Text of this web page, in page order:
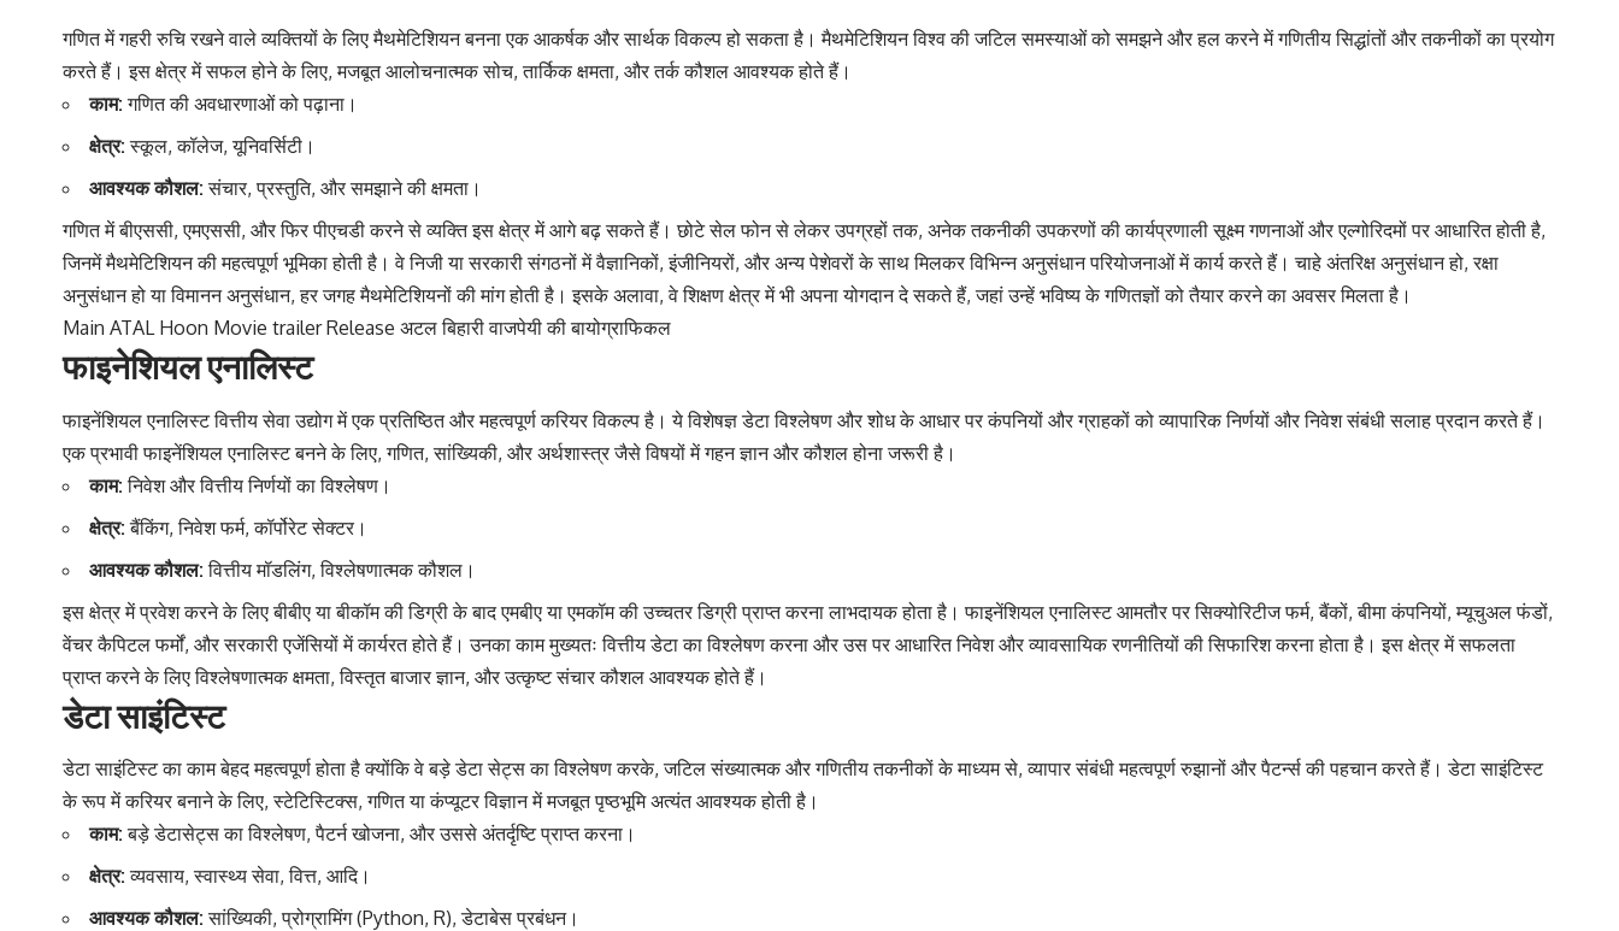
गणित में गहरी रुचि रखने वाले व्यक्तियों के लिए मैथमेटिशियन बनना एक आकर्षक और सार्थक विकल्प हो सकता है। मैथमेटिशियन विश्व की जटिल समस्याओं को समझने और हल करने में गणितीय सिद्धांतों और तकनीकों का प्रयोग
करते हैं। इस क्षेत्र में सफल होने के लिए, मजबूत आलोचनात्मक सोच, तार्किक क्षमता, और तर्क कौशल आवश्यक होते हैं।
काम: गणित की अवधारणाओं को पढ़ाना।
क्षेत्र: स्कूल, कॉलेज, यूनिवर्सिटी।
आवश्यक कौशल: संचार, प्रस्तुति, और समझाने की क्षमता।
गणित में बीएससी, एमएससी, और फिर पीएचडी करने से व्यक्ति इस क्षेत्र में आगे बढ़ सकते हैं। छोटे सेल फोन से लेकर उपग्रहों तक, अनेक तकनीकी उपकरणों की कार्यप्रणाली सूक्ष्म गणनाओं और एल्गोरिदमों पर आधारित होती है,
जिनमें मैथमेटिशियन की महत्वपूर्ण भूमिका होती है। वे निजी या सरकारी संगठनों में वैज्ञानिकों, इंजीनियरों, और अन्य पेशेवरों के साथ मिलकर विभिन्न अनुसंधान परियोजनाओं में कार्य करते हैं। चाहे अंतरिक्ष अनुसंधान हो, रक्षा
अनुसंधान हो या विमानन अनुसंधान, हर जगह मैथमेटिशियनों की मांग होती है। इसके अलावा, वे शिक्षण क्षेत्र में भी अपना योगदान दे सकते हैं, जहां उन्हें भविष्य के गणितज्ञों को तैयार करने का अवसर मिलता है।
Main ATAL Hoon Movie trailer Release अटल बिहारी वाजपेयी की बायोग्राफिकल
फाइनेशियल एनालिस्ट
फाइनेंशियल एनालिस्ट वित्तीय सेवा उद्योग में एक प्रतिष्ठित और महत्वपूर्ण करियर विकल्प है। ये विशेषज्ञ डेटा विश्लेषण और शोध के आधार पर कंपनियों और ग्राहकों को व्यापारिक निर्णयों और निवेश संबंधी सलाह प्रदान करते हैं।
एक प्रभावी फाइनेंशियल एनालिस्ट बनने के लिए, गणित, सांख्यिकी, और अर्थशास्त्र जैसे विषयों में गहन ज्ञान और कौशल होना जरूरी है।
काम: निवेश और वित्तीय निर्णयों का विश्लेषण।
क्षेत्र: बैंकिंग, निवेश फर्म, कॉर्पोरेट सेक्टर।
आवश्यक कौशल: वित्तीय मॉडलिंग, विश्लेषणात्मक कौशल।
इस क्षेत्र में प्रवेश करने के लिए बीबीए या बीकॉम की डिग्री के बाद एमबीए या एमकॉम की उच्चतर डिग्री प्राप्त करना लाभदायक होता है। फाइनेंशियल एनालिस्ट आमतौर पर सिक्योरिटीज फर्म, बैंकों, बीमा कंपनियों, म्यूचुअल फंडों,
वेंचर कैपिटल फर्मों, और सरकारी एजेंसियों में कार्यरत होते हैं। उनका काम मुख्यतः वित्तीय डेटा का विश्लेषण करना और उस पर आधारित निवेश और व्यावसायिक रणनीतियों की सिफारिश करना होता है। इस क्षेत्र में सफलता
प्राप्त करने के लिए विश्लेषणात्मक क्षमता, विस्तृत बाजार ज्ञान, और उत्कृष्ट संचार कौशल आवश्यक होते हैं।
डेटा साइंटिस्ट
डेटा साइंटिस्ट का काम बेहद महत्वपूर्ण होता है क्योंकि वे बड़े डेटा सेट्स का विश्लेषण करके, जटिल संख्यात्मक और गणितीय तकनीकों के माध्यम से, व्यापार संबंधी महत्वपूर्ण रुझानों और पैटर्न्स की पहचान करते हैं। डेटा साइंटिस्ट
के रूप में करियर बनाने के लिए, स्टेटिस्टिक्स, गणित या कंप्यूटर विज्ञान में मजबूत पृष्ठभूमि अत्यंत आवश्यक होती है।
काम: बड़े डेटासेट्स का विश्लेषण, पैटर्न खोजना, और उससे अंतर्दृष्टि प्राप्त करना।
क्षेत्र: व्यवसाय, स्वास्थ्य सेवा, वित्त, आदि।
आवश्यक कौशल: सांख्यिकी, प्रोग्रामिंग (Python, R), डेटाबेस प्रबंधन।